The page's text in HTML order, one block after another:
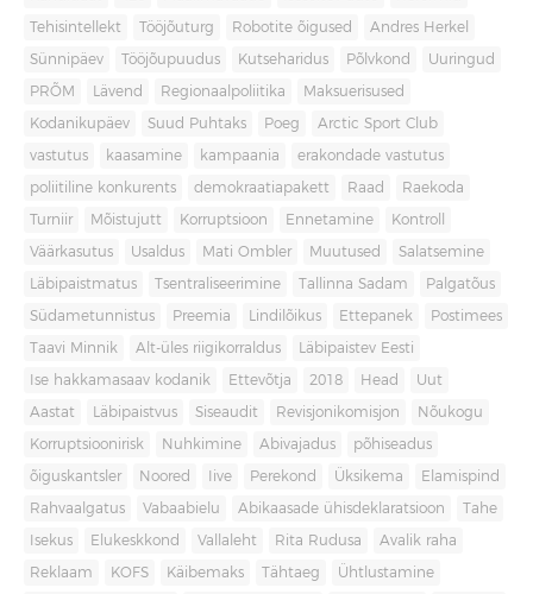
Tehisintellekt Tööjõuturg Robotite õigused Andres Herkel
Sünnipäev Tööjõupuudus Kutseharidus Põlvkond Uuringud
PRÕM Lävend Regionaalpoliitika Maksuerisused
Kodanikupäev Suud Puhtaks Poeg Arctic Sport Club
vastutus kaasamine kampaania erakondade vastutus
poliitiline konkurents demokraatiapakett Raad Raekoda
Turniir Mõistujutt Korruptsioon Ennetamine Kontroll
Väärkasutus Usaldus Mati Ombler Muutused Salatsemine
Läbipaistmatus Tsentraliseerimine Tallinna Sadam Palgatõus
Südametunnistus Preemia Lindilõikus Ettepanek Postimees
Taavi Minnik Alt-üles riigikorraldus Läbipaistev Eesti
Ise hakkamasaav kodanik Ettevõtja 2018 Head Uut
Aastat Läbipaistvus Siseaudit Revisjonikomisjon Nõukogu
Korruptsioonirisk Nuhkimine Abivajadus põhiseadus
õiguskantsler Noored Iive Perekond Üksikema Elamispind
Rahvaalgatus Vabaabielu Abikaasade ühisdeklaratsioon Tahe
Isekus Elukeskkond Vallaleht Rita Rudusa Avalik raha
Reklaam KOFS Käibemaks Tähtaeg Ühtlustamine